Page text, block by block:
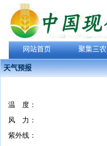
网站首页 聚集三农
天气预报